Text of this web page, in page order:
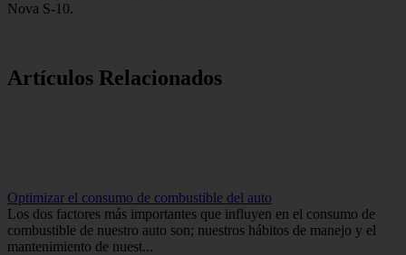
Nova S-10.
Artículos Relacionados
Optimizar el consumo de combustible del auto
Los dos factores más importantes que influyen en el consumo de
combustible de nuestro auto son; nuestros hábitos de manejo y el
mantenimiento de nuest...